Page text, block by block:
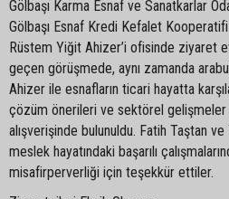
Gölbaşı Karma Esnaf ve Sanatkarlar
Gölbaşı Esnaf Kredi Kefalet Kooperatifi
Rüstem Yiğit Ahizer’i ofisinde ziyaret
geçen görüşmede, aynı zamanda
Ahizer ile esnafların ticari hayatta
çözüm önerileri ve sektörel
alışverişinde bulunuldu. Fatih Taştan ve
meslek hayatındaki başarılı
misafirperverliği için teşekkür ettiler.